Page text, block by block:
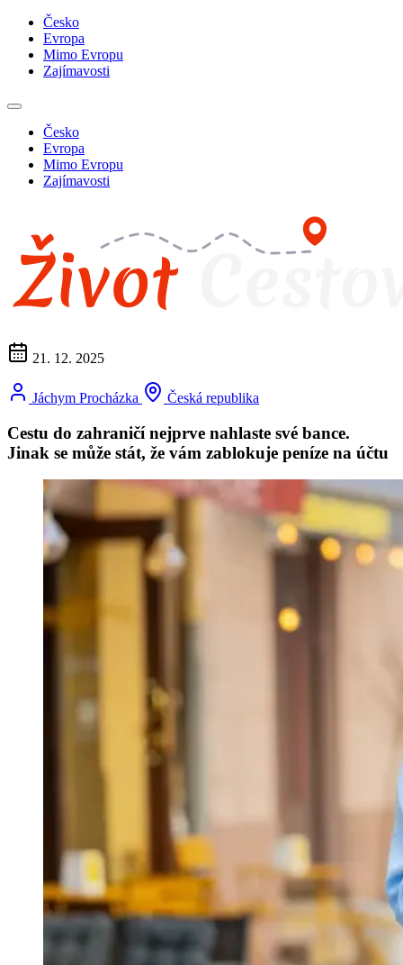
Česko
Evropa
Mimo Evropu
Zajímavosti
Česko
Evropa
Mimo Evropu
Zajímavosti
21. 12. 2025
Jáchym Procházka Česká republika
Cestu do zahraničí nejprve nahlaste své bance.
Jinak se může stát, že vám zablokuje peníze na účtu